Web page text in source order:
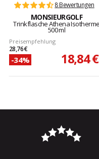
8 Bewertungen
MONSIEURGOLF
Trinkflasche Athena Isotherme
500 ml
Preisempfehlung
28,76 €
-34% 18,84 €